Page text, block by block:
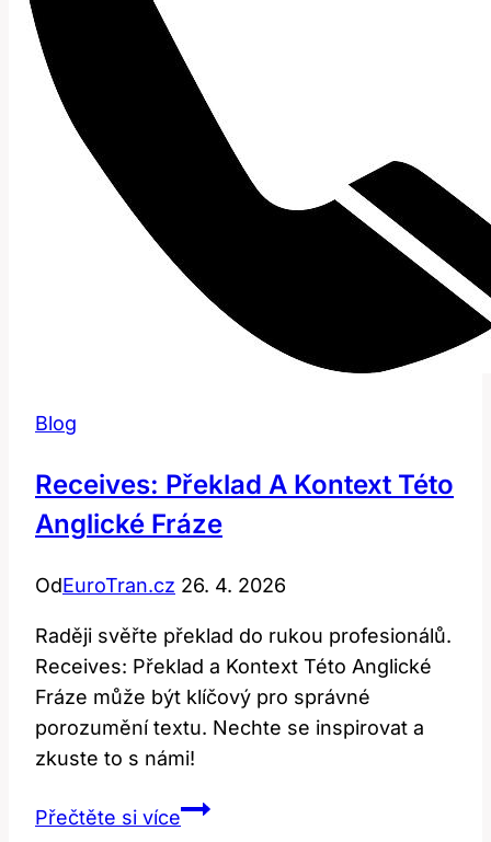
Blog
Receives: Překlad A Kontext Této
Anglické Fráze
OdEuroTran.cz 26. 4. 2026
Raději svěřte překlad do rukou profesionálů.
Receives: Překlad a Kontext Této Anglické
Fráze může být klíčový pro správné
porozumění textu. Nechte se inspirovat a
zkuste to s námi!
Přečtěte si víceReceives: